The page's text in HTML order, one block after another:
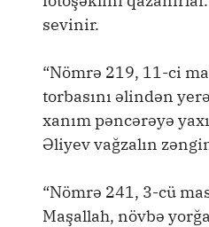
sevinir.
“Nömrə 219, 11-ci
torbasını əlindən
xanım pəncərəyə
Əliyev vağzalın
“Nömrə 241, 3-cü
Maşallah, növbə